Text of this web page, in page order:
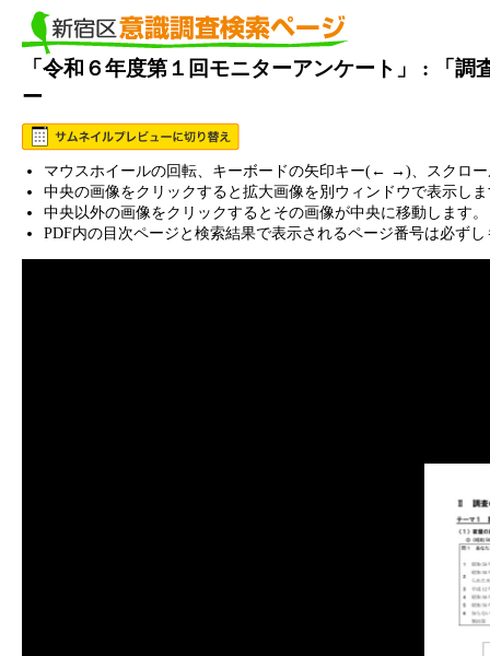
「令和６年度第１回モニターアンケート」 : 「
ー
マウスホイールの回転、キーボードの矢印キー(← →)、スクロ
中央の画像をクリックすると拡大画像を別ウィンドウで表示し
中央以外の画像をクリックするとその画像が中央に移動します。
PDF内の目次ページと検索結果で表示されるページ番号は必ず